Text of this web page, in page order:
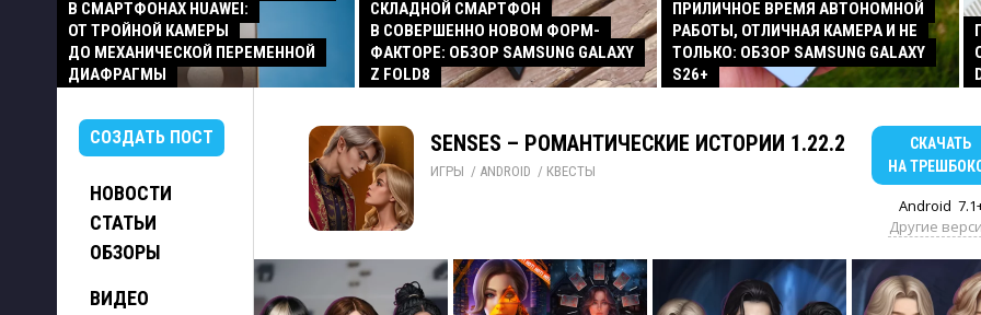
В СМАРТФОНАХ HUAWEI:
ОТ ТРОЙНОЙ КАМЕРЫ
ДО МЕХАНИЧЕСКОЙ ПЕРЕМЕННОЙ
ДИАФРАГМЫ
СКЛАДНОЙ СМАРТФОН
В СОВЕРШЕННО НОВОМ ФОРМ-
ФАКТОРЕ: ОБЗОР SAMSUNG GALAXY
Z FOLD8
ПРИЛИЧНОЕ ВРЕМЯ АВТОНОМНОЙ
РАБОТЫ, ОТЛИЧНАЯ КАМЕРА И НЕ
ТОЛЬКО: ОБЗОР SAMSUNG GALAXY
S26+
СОЗДАТЬ ПОСТ
НОВОСТИ
СТАТЬИ
ОБЗОРЫ
ВИДЕО
SENSES – РОМАНТИЧЕСКИЕ ИСТОРИИ 1.22.2
ИГРЫ / ANDROID / КВЕСТЫ
СКАЧАТЬ
НА
Android
Другие